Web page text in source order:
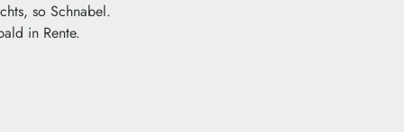
so Schnabel.
in Rente.